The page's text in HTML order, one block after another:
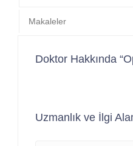
Makaleler
Doktor Hakkında
Uzmanlık ve İlgi